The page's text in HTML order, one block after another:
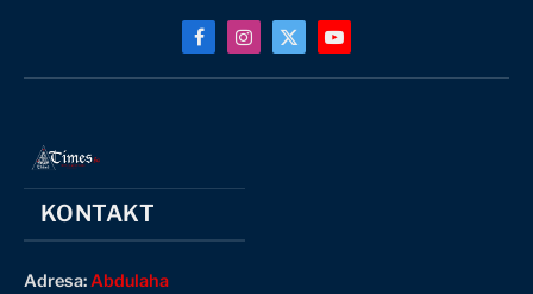
FacebookInstagram
X
(Twitter)
YouTube
KONTAKT
Adresa:Abdulaha